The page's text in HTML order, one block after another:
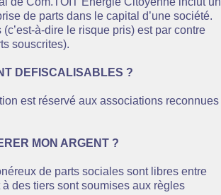
de parts dans le capital d’une société.
à-dire le risque pris) est par contre
souscrites).
DEFISCALISABLES ?
est réservé aux associations reconnues
MON ARGENT ?
de parts sociales sont libres entre
des tiers sont soumises aux règles